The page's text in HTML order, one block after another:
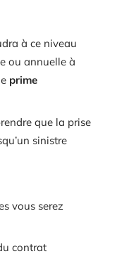
à ce niveau
ou annuelle à
prime
que la prise
sinistre
vous serez
contrat